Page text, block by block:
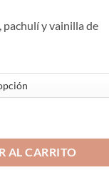
y vainilla de
AL CARRITO